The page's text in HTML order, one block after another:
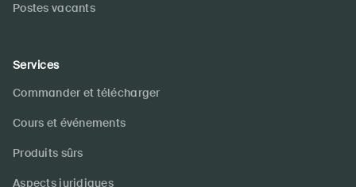
Postes vacants
Services
Commander et télécharger
Cours et événements
Produits sûrs
Aspects juridiques